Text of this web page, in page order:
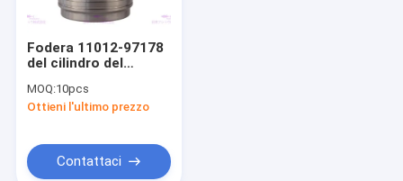
Fodera 11012-97178
del cilindro del
ricambio del motore
del motore RF8
MOQ:10pcs
Ottieni l'ultimo prezzo
Contattaci